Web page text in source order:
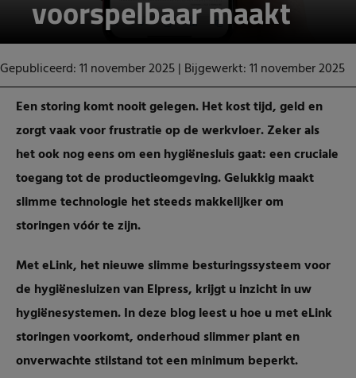
voorspelbaar maakt
Gepubliceerd: 11 november 2025| Bijgewerkt: 11 november 2025
Een storing komt nooit gelegen. Het kost tijd, geld en
zorgt vaak voor frustratie op de werkvloer. Zeker als
het ook nog eens om een hygiënesluis gaat: een cruciale
toegang tot de productieomgeving.Gelukkig maakt
slimme technologie het steeds makkelijker om
storingen vóór te zijn.
Met eLink, het nieuwe slimme besturingssysteem voor
de hygiënesluizen van Elpress, krijgt u inzicht in uw
hygiënesystemen. In deze blog leest u hoe u met eLink
storingen voorkomt, onderhoud slimmer plant en
onverwachte stilstand tot een minimum beperkt.